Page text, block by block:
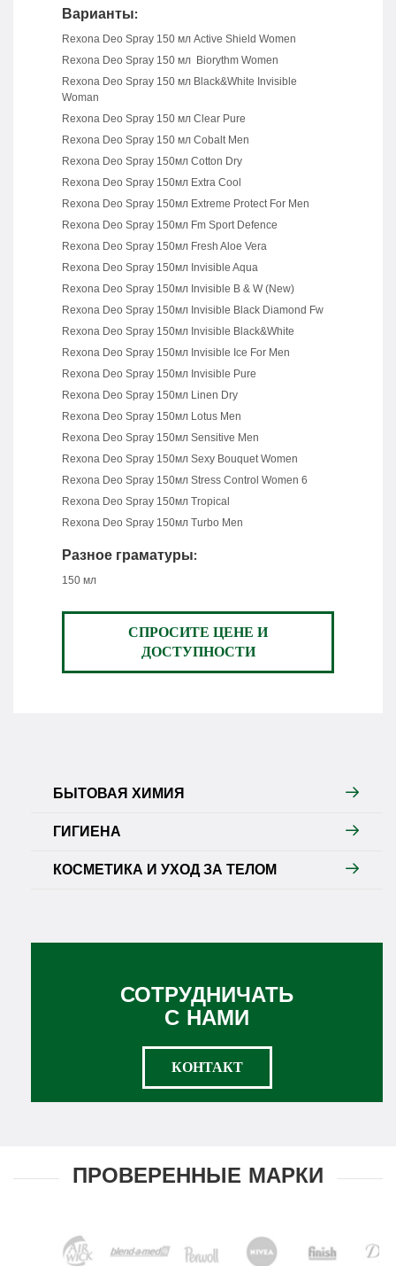
Варианты:
Rexona Deo Spray 150 мл Active Shield Women
Rexona Deo Spray 150 мл Biorythm Women
Rexona Deo Spray 150 мл Black&White Invisible
Woman
Rexona Deo Spray 150 мл Clear Pure
Rexona Deo Spray 150 мл Cobalt Men
Rexona Deo Spray 150мл Cotton Dry
Rexona Deo Spray 150мл Extra Cool
Rexona Deo Spray 150мл Extreme Protect For Men
Rexona Deo Spray 150мл Fm Sport Defence
Rexona Deo Spray 150мл Fresh Aloe Vera
Rexona Deo Spray 150мл Invisible Aqua
Rexona Deo Spray 150мл Invisible B & W (New)
Rexona Deo Spray 150мл Invisible Black Diamond Fw
Rexona Deo Spray 150мл Invisible Black&White
Rexona Deo Spray 150мл Invisible Ice For Men
Rexona Deo Spray 150мл Invisible Pure
Rexona Deo Spray 150мл Linen Dry
Rexona Deo Spray 150мл Lotus Men
Rexona Deo Spray 150мл Sensitive Men
Rexona Deo Spray 150мл Sexy Bouquet Women
Rexona Deo Spray 150мл Stress Control Women 6
Rexona Deo Spray 150мл Tropical
Rexona Deo Spray 150мл Turbo Men
Разное граматуры:
150 мл
СПРОСИТЕ ЦЕНЕ И
ДОСТУПНОСТИ
БЫТОВАЯ ХИМИЯ
ГИГИЕНА
КОСМЕТИКА И УХОД ЗА ТЕЛОМ
СОТРУДНИЧАТЬ
С НАМИ
КОНТАКТ
ПРОВЕРЕННЫЕ МАРКИ